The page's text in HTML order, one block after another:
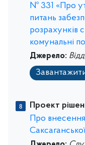
№ 331 «Про
питань
розрахунків
комунальні
Джерело:
Проект
Про